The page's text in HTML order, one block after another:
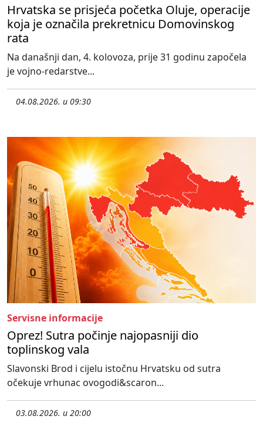
Hrvatska se prisjeća početka Oluje, operacije
koja je označila prekretnicu Domovinskog
rata
Na današnji dan, 4. kolovoza, prije 31 godinu započela
je vojno-redarstve...
04.08.2026. u 09:30
Servisne informacije
Oprez! Sutra počinje najopasniji dio
toplinskog vala
Slavonski Brod i cijelu istočnu Hrvatsku od sutra
očekuje vrhunac ovogodi&scaron...
03.08.2026. u 20:00